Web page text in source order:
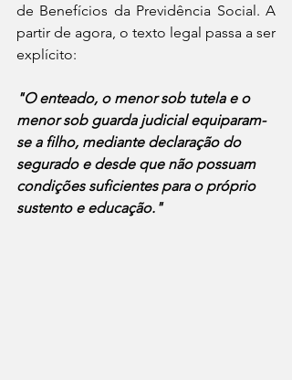
de Benefícios da Previdência Social. A
partir de agora, o texto legal passa a ser
explícito:
"O enteado, o menor sob tutela e o
menor sob guarda judicial equiparam-
se a filho, mediante declaração do
segurado e desde que não possuam
condições suficientes para o próprio
sustento e educação."